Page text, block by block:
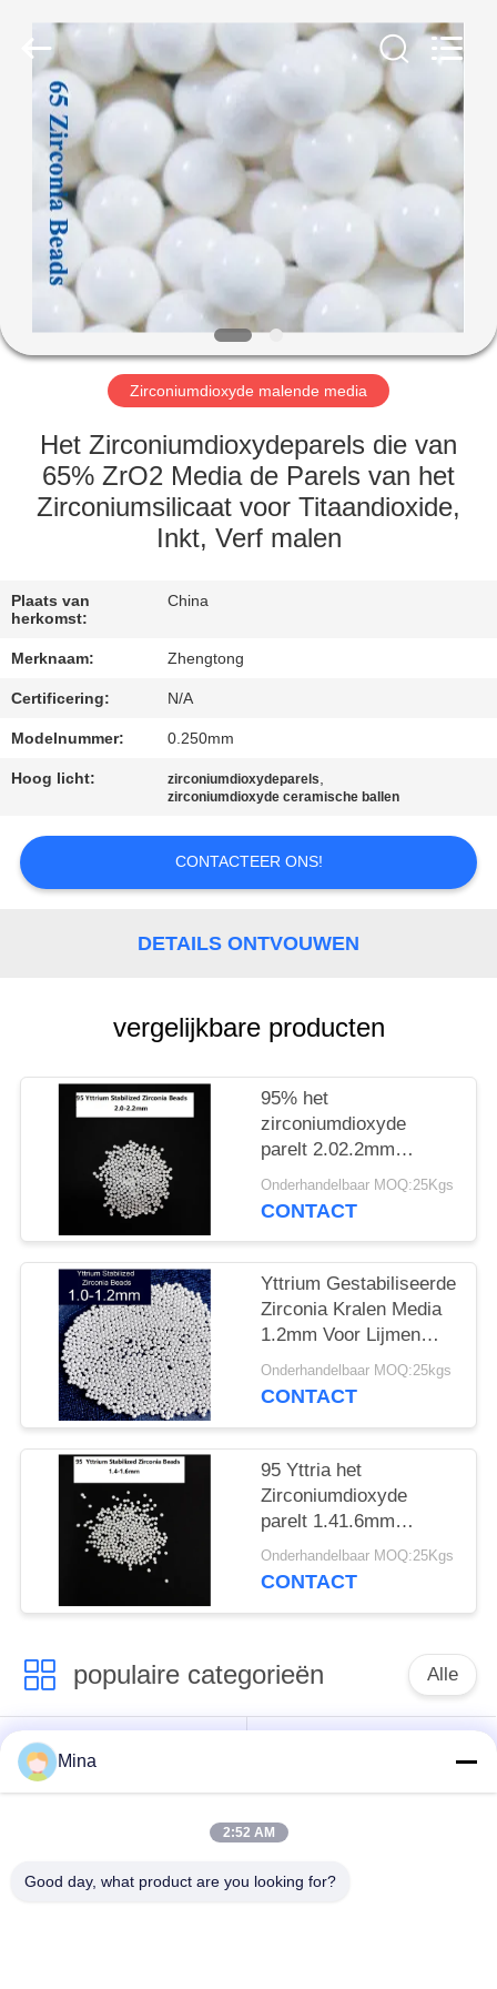
HUIS
PRODUCTEN
VIDEO'S
ONGEVEER
ONS
FABRIEKSREIS
KWALITEITSCONTROLE
ONS
VERZOEK
OM EEN
SITEMAP
PRIVACYBELEID
Zhengtong
Import&Export
Co.,Ltd.
Reserved.
Zirconiumdioxyde malende media
Het Zirconiumdioxydeparels die van
65% ZrO2 Media de Parels van het
Zirconiumsilicaat voor Titaandioxide,
Inkt, Verf malen
Plaats van
herkomst:
China
Merknaam: Zhengtong
Certificering: N/A
Modelnummer: 0.250mm
Hoog licht: zirconiumdioxydeparels,
zirconiumdioxyde ceramische ballen
CONTACTEER ONS!
DETAILS ONTVOUWEN
vergelijkbare producten
95% het
zirconiumdioxyde
parelt 2.02.2mm
Zirconiumdioxyde het
Malen Media Hardheid
Onderhandelbaar MOQ:25Kgs
CONTACT
Yttrium Gestabiliseerde
Zirconia Kralen Media
1.2mm Voor Lijmen
Pesticiden Slijpen
Onderhandelbaar MOQ:25kgs
CONTACT
95 Yttria het
Zirconiumdioxyde
parelt 1.41.6mm
Zirconiumdioxyde
Malende Ballen Hoge
Onderhandelbaar MOQ:25Kgs
CONTACT
populaire categorieën Alle
Het ceramische Parel
Vernietigen
zirconiumdioxyde
Mina
2:52 AM
Good day, what product are you looking for?